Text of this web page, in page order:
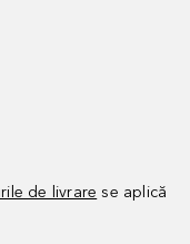
de livrare se aplică